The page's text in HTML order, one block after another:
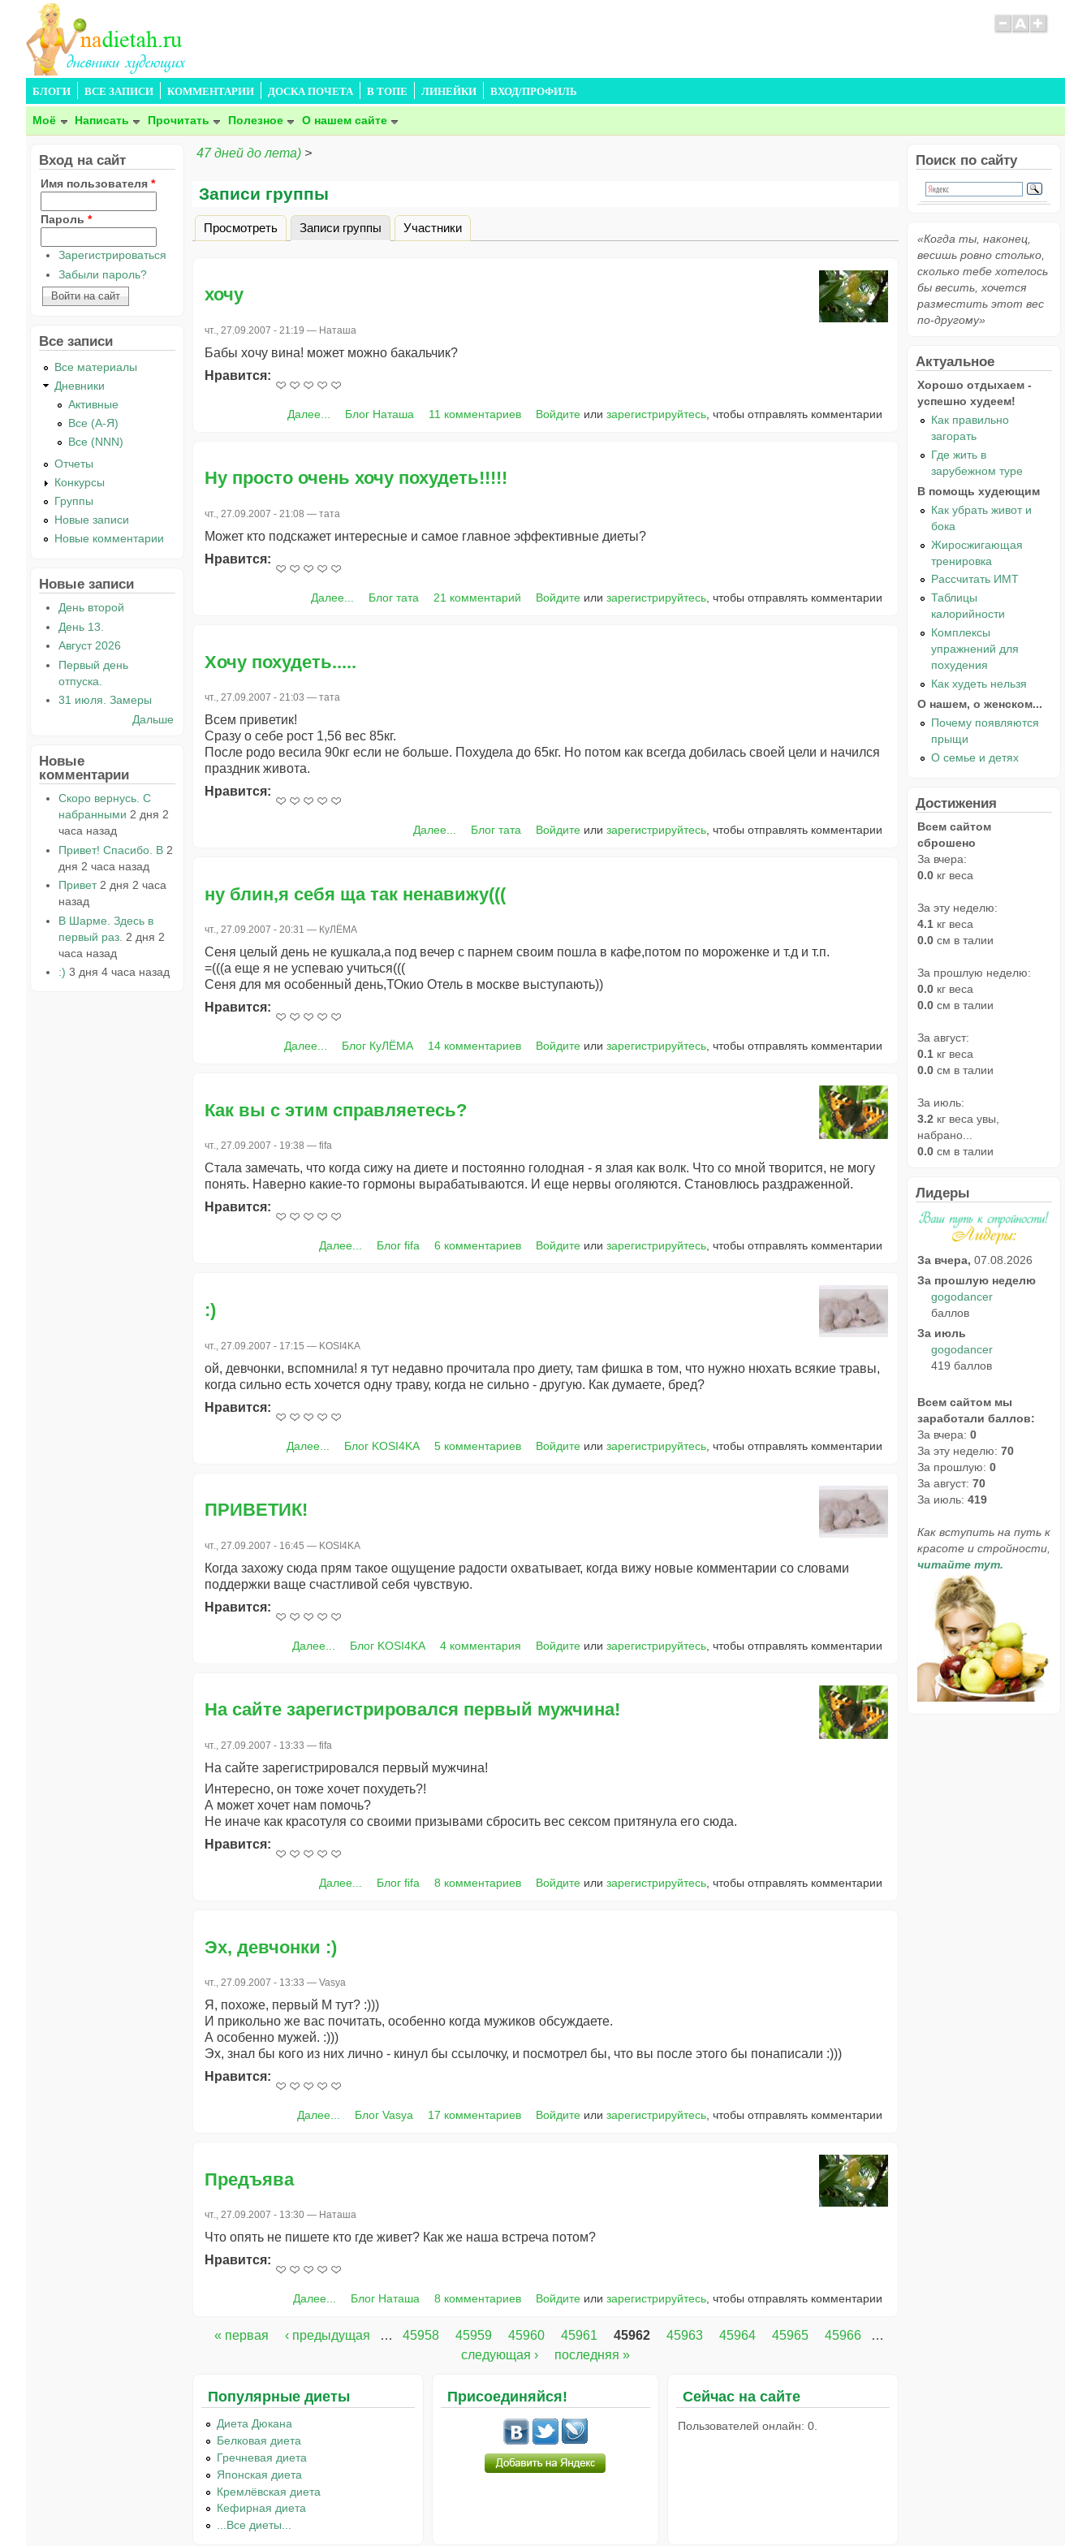
БЛОГИ ВСЕ ЗАПИСИ КОММЕНТАРИИ ДОСКА ПОЧЕТА В ТОПЕ ЛИНЕЙКИ ВХОД/ПРОФИЛЬ
Моё Написать Прочитать Полезное О нашем сайте
47 дней до лета) >
Записи группы
Главные вкладки
Просмотреть Записи группы (активная вкладка)
Участники
хочу
чт., 27.09.2007 - 21:19 — Наташа
Бабы хочу вина! может можно бакальчик?
Нравится:
Далее... Блог Наташа 11 комментариев Войдите илизарегистрируйтесь , чтобы отправлять комментарии
Ну просто очень хочу похудеть!!!!!
чт., 27.09.2007 - 21:08 — тата
Может кто подскажет интересные и самое главное эффективные диеты?
Нравится:
Далее... Блог тата 21 комментарий Войдите илизарегистрируйтесь , чтобы отправлять комментарии
Хочу похудеть.....
чт., 27.09.2007 - 21:03 — тата
Всем приветик!
Сразу о себе рост 1,56 вес 85кг.
После родо весила 90кг если не больше. Похудела до 65кг. Но потом как всегда добилась своей цели и начился
праздник живота.
Нравится:
Далее... Блог тата Войдите илизарегистрируйтесь , чтобы отправлять комментарии
ну блин,я себя ща так ненавижу(((
чт., 27.09.2007 - 20:31 — КуЛЁМА
Сеня целый день не кушкала,а под вечер с парнем своим пошла в кафе,потом по мороженке и т.д и т.п.
=(((а еще я не успеваю учиться(((
Сеня для мя особенный день,ТОкио Отель в москве выступають))
Нравится:
Далее... Блог КуЛЁМА 14 комментариев Войдите илизарегистрируйтесь, чтобы отправлять комментарии
Как вы с этим справляетесь?
чт., 27.09.2007 - 19:38 — fifa
Стала замечать, что когда сижу на диете и постоянно голодная - я злая как волк. Что со мной творится, не могу
понять. Наверно какие-то гормоны вырабатываются. И еще нервы оголяются. Становлюсь раздраженной.
Нравится:
Далее... Блог fifa 6 комментариев Войдите илизарегистрируйтесь, чтобы отправлять комментарии
:)
чт., 27.09.2007 - 17:15 — KOSI4KA
ой, девчонки, вспомнила! я тут недавно прочитала про диету, там фишка в том, что нужно нюхать всякие травы,
когда сильно есть хочется одну траву, когда не сильно - другую. Как думаете, бред?
Нравится:
Далее... Блог KOSI4KA 5 комментариев Войдите илизарегистрируйтесь , чтобы отправлять комментарии
ПРИВЕТИК!
чт., 27.09.2007 - 16:45 — KOSI4KA
Когда захожу сюда прям такое ощущение радости охватывает, когда вижу новые комментарии со словами
поддержки ваще счастливой себя чувствую.
Нравится:
Далее... Блог KOSI4KA 4 комментария Войдите илизарегистрируйтесь , чтобы отправлять комментарии
На сайте зарегистрировался первый мужчина!
чт., 27.09.2007 - 13:33 — fifa
На сайте зарегистрировался первый мужчина!
Интересно, он тоже хочет похудеть?!
А может хочет нам помочь?
Не иначе как красотуля со своими призывами сбросить вес сексом притянула его сюда.
Нравится:
Далее... Блог fifa 8 комментариев Войдите илизарегистрируйтесь , чтобы отправлять комментарии
Эх, девчонки :)
чт., 27.09.2007 - 13:33 — Vasya
Я, похоже, первый М тут? :)))
И прикольно же вас почитать, особенно когда мужиков обсуждаете.
А особенно мужей. :)))
Эх, знал бы кого из них лично - кинул бы ссылочку, и посмотрел бы, что вы после этого бы понаписали :)))
Нравится:
Далее... Блог Vasya 17 комментариев Войдите илизарегистрируйтесь , чтобы отправлять комментарии
Предъява
чт., 27.09.2007 - 13:30 — Наташа
Что опять не пишете кто где живет? Как же наша встреча потом?
Нравится:
Далее... Блог Наташа 8 комментариев Войдите илизарегистрируйтесь, чтобы отправлять комментарии
« первая ‹ предыдущая … 45958 45959 45960 45961 45962 45963 45964 45965 45966
…
следующая ›
последняя »
Популярные диеты
Диета Дюкана
Белковая диета
Гречневая диета
Японская диета
Кремлёвская диета
Кефирная диета
...Все диеты...
Присоединяйся! Сейчас на сайте
Пользователей онлайн: 0.
Вход на сайт
Имя пользователя *
Пароль *
Зарегистрироваться
Забыли пароль?
Все записи
Все материалы
Дневники
Активные
Все (А-Я)
Все (NNN)
Отчеты
Конкурсы
Группы
Новые записи
Новые комментарии
Новые записи
День второй
День 13.
Август 2026
Первый день
отпуска.
31 июля. Замеры
Дальше
Новые
комментарии
Скоро вернусь. С
набранными 2 дня 2
часа назад
Привет! Спасибо. В 2
дня 2 часа назад
Привет 2 дня 2 часа
назад
В Шарме. Здесь в
первый раз. 2 дня 2
часа назад
:) 3 дня 4 часа назад
Поиск по сайту
«Когда ты, наконец,
весишь ровно столько,
сколько тебе хотелось
бы весить, хочется
разместить этот вес
по-другому»
Актуальное
Хорошо отдыхаем -
успешно худеем!
Как правильно
загорать
Где жить в
зарубежном туре
В помощь худеющим
Как убрать живот и
бока
Жиросжигающая
тренировка
Рассчитать ИМТ
Таблицы
калорийности
Комплексы
упражнений для
похудения
Как худеть нельзя
О нашем, о женском...
Почему появляются
прыщи
О семье и детях
Достижения
Всем сайтом
сброшено
За вчера:
0.0 кг веса
За эту неделю:
4.1 кг веса
0.0 см в талии
За прошлую неделю:
0.0 кг веса
0.0 см в талии
За август:
0.1 кг веса
0.0 см в талии
За июль:
3.2 кг веса увы,
набрано...
0.0 см в талии
Лидеры
За вчера, 07.08.2026
За прошлую неделю
gogodancer
баллов
За июль
gogodancer
419 баллов
Всем сайтом мы
заработали баллов:
За вчера: 0
За эту неделю: 70
За прошлую: 0
За август: 70
За июль: 419
Как вступить на путь к
красоте и стройности,
читайте тут.